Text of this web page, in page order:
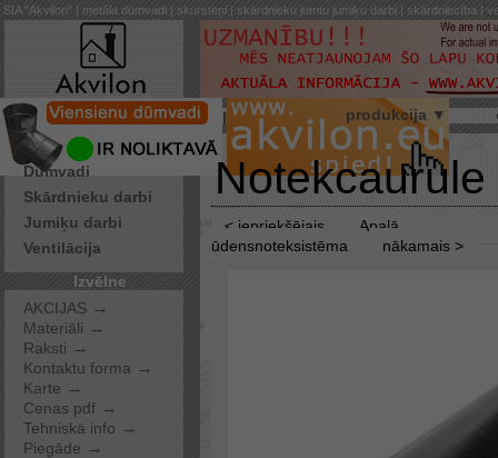
SIA "Akvilon" | metāla dūmvadi | skursteņi | skārdnieku jumtu jumiķu darbi | skārdniecība |
par mums produkcija ▼
Pakalpojumi
Dūmvadi
Skārdnieku darbi
Jumiķu darbi
Ventilācija
Izvēlne
AKCIJAS →
Materiāli →
Raksti →
Kontaktu forma →
Karte →
Cenas pdf →
Tehniskā info →
Piegāde →
Notekcaurule
< iepriekšējais
Apaļā
ūdensnoteksistēma
nākamais >